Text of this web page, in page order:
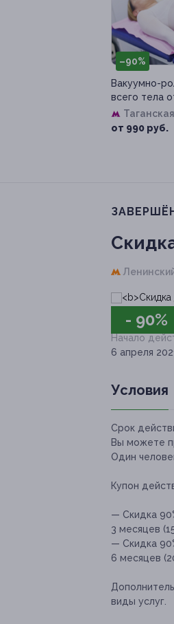
–90%
Вакуумно-
всего тела
Таганская
от 990 руб.
- 90%
Начало
6 апреля
Условия
Срок
Вы можете
Один
Купон
— Скидка
3 месяцев
— Скидка
6 месяцев
виды услуг.